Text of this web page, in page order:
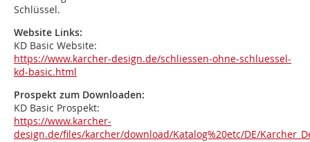
Schlüssel.
Website Links:
KD Basic Website:
https://www.karcher-design.de/schliessen-ohne-schluessel-
kd-basic.html
Prospekt zum Downloaden:
KD Basic Prospekt:
https://www.karcher-
design.de/files/karcher/download/Katalog%20etc/DE/